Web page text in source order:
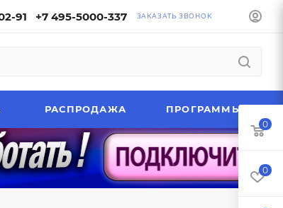
91 +7 495-5000-337 ЗАКАЗАТЬ ЗВОНОК
РАСПРОДАЖА ПРОГРАММЫ
0
0